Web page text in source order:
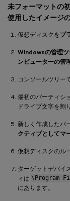
未フォーマットの
使用したイメージ
仮想ディスクをプ
Windowsの管理ツ
ンピューターの管理
コンソールツリー
最初のパーティシ
ドライブ文字を割
新しく作成したパ
クティブとしてマ
仮想ディスクのル
ターゲットデバイ
ィは \Program
にあります。